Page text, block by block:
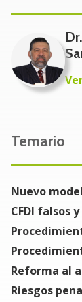
Beneficios
Identificar
Evitar la
Minimizar
Tomar
Evitar
plazos
asegurar el
Temario
Nuevo
CFDI falsos
Reforma al
Riesgos